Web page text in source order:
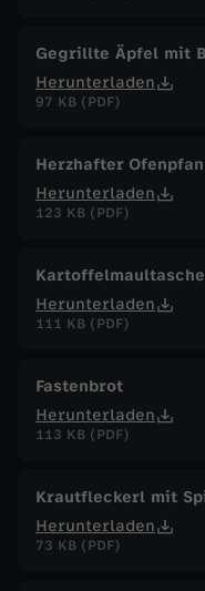
Gegrillte Äpfel mit
Herunterladen
97 KB (PDF)
Herzhafter
Herunterladen
123 KB (PDF)
Herunterladen
111 KB (PDF)
Fastenbrot
Herunterladen
113 KB (PDF)
Krautfleckerl mit
Herunterladen
73 KB (PDF)